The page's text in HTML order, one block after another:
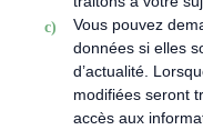
Vous pouvez
données si elles
d’actualité.
modifiées seront
accès aux